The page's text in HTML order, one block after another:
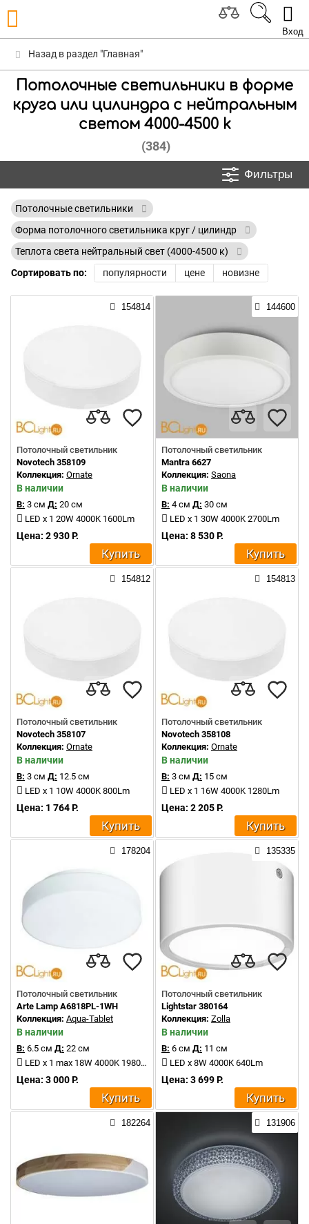
Вход
Назад в раздел "Главная"
Потолочные светильники в форме
круга или цилиндра с нейтральным
светом 4000-4500 k
(384)
Фильтры
Потолочные светильники
Форма потолочного светильника круг / цилиндр
Теплота света нейтральный свет (4000-4500 к)
Сортировать по:
популярности цене новизне
154814
Потолочный светильник
Novotech 358109
Коллекция: Ornate
В наличии
В: 3 см Д: 20 см
LED x 1 20W 4000K 1600Lm
Цена: 2 930 Р.
Купить
144600
Потолочный светильник
Mantra 6627
Коллекция: Saona
В наличии
В: 4 см Д: 30 см
LED x 1 30W 4000K 2700Lm
Цена: 8 530 Р.
Купить
154812
Потолочный светильник
Novotech 358107
Коллекция: Ornate
В наличии
В: 3 см Д: 12.5 см
LED x 1 10W 4000K 800Lm
Цена: 1 764 Р.
Купить
154813
Потолочный светильник
Novotech 358108
Коллекция: Ornate
В наличии
В: 3 см Д: 15 см
LED x 1 16W 4000K 1280Lm
Цена: 2 205 Р.
Купить
178204
Потолочный светильник
Arte Lamp A6818PL-1WH
Коллекция: Aqua-Tablet
В наличии
В: 6.5 см Д: 22 см
LED x 1 max 18W 4000K 1980Lm
Цена: 3 000 Р.
Купить
135335
Потолочный светильник
Lightstar 380164
Коллекция: Zolla
В наличии
В: 6 см Д: 11 см
LED x 8W 4000K 640Lm
Цена: 3 699 Р.
Купить
182264 131906